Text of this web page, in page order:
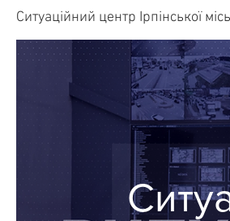
Ситуаційний центр Ірпінської